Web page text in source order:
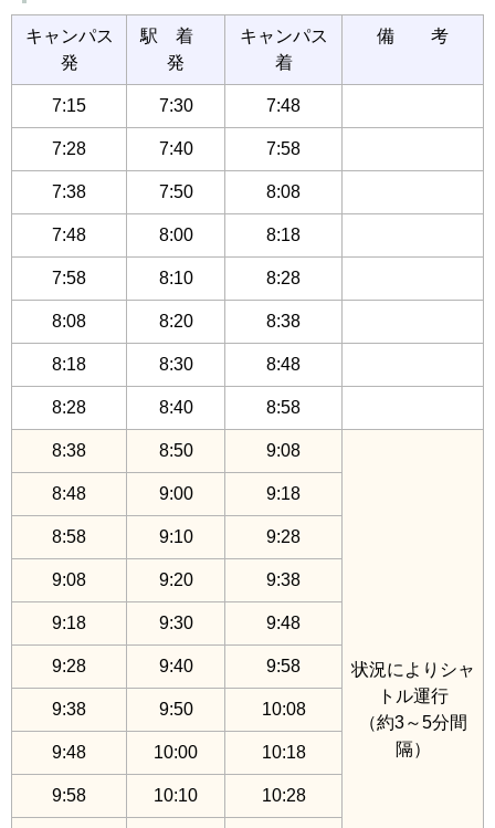
キャンパス
発
駅 着
発
キャンパス
着
備 考
7:15 7:30 7:48
7:28 7:40 7:58
7:38 7:50 8:08
7:48 8:00 8:18
7:58 8:10 8:28
8:08 8:20 8:38
8:18 8:30 8:48
8:28 8:40 8:58
8:38 8:50 9:08
状況によりシャ
トル運行
（約3～5分間
隔）
8:48 9:00 9:18
8:58 9:10 9:28
9:08 9:20 9:38
9:18 9:30 9:48
9:28 9:40 9:58
9:38 9:50 10:08
9:48 10:00 10:18
9:58 10:10 10:28